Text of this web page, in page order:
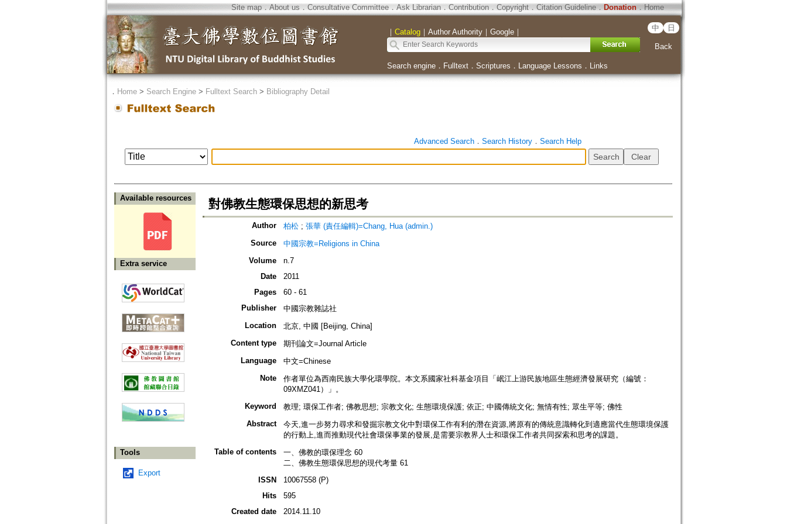
Site map．About us ． Consultative Committee． Ask Librarian． Contribution．Copyright．Citation Guideline． Donation．Home
｜ Catalog｜ Author Authority｜ Google｜ 中 日
Back
Search engine． Fulltext． Scriptures ． Language Lessons ． Links
． Home> Search Engine> Fulltext Search> Bibliography Detail
Advanced Search． Search History． Search Help
Available resources
Extra service
Tools
Export
對佛教生態環保思想的新思考
Author 柏松; 張華 (責任編輯)=Chang, Hua (admin.)
Source
中國宗教=Religions in China
Volume
n.7
Date
2011
Pages
60 - 61
Publisher
中國宗教雜誌社
Location
北京, 中國 [Beijing, China]
Content type
期刊論文=Journal Article
Language
中文=Chinese
Note
作者單位為西南民族大學化環學院。本文系國家社科基金項目「岷江上游民族地區生態經濟發展研究（編號：
09XMZ041）」。
Keyword
教理; 環保工作者; 佛教思想; 宗教文化; 生態環境保護; 依正; 中國傳統文化; 無情有性; 眾生平等; 佛性
Abstract
今天,進一步努力尋求和發掘宗教文化中對環保工作有利的潛在資源,將原有的傳統意識轉化到適應當代生態環境保護
的行動上,進而推動現代社會環保事業的發展,是需要宗教界人士和環保工作者共同探索和思考的課題。
Table of contents
一、佛教的環保理念 60
二、佛教生態環保思想的現代考量 61
ISSN
10067558 (P)
Hits
595
Created date
2014.11.10